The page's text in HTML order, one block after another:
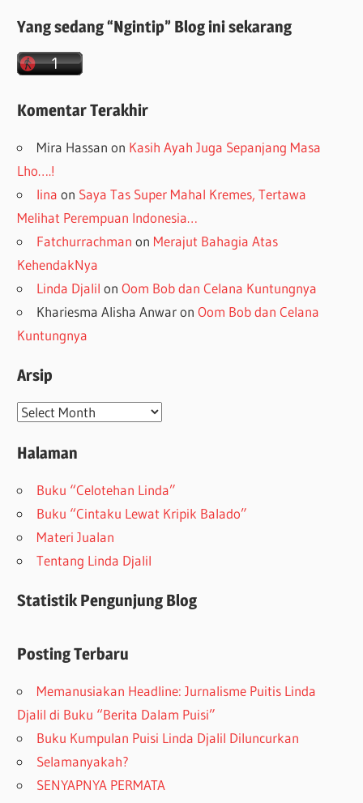
Yang sedang “Ngintip” Blog ini sekarang
Komentar Terakhir
Mira Hassan on Kasih Ayah Juga Sepanjang Masa
Lho….!
lina on Saya Tas Super Mahal Kremes, Tertawa
Melihat Perempuan Indonesia…
Fatchurrachman on Merajut Bahagia Atas
KehendakNya
Linda Djalil onOom Bob dan Celana Kuntungnya
Khariesma Alisha AnwaronOom Bob dan Celana
Kuntungnya
Arsip
Arsip
Halaman
Buku “Celotehan Linda”
Buku “Cintaku Lewat Kripik Balado”
Materi Jualan
Tentang Linda Djalil
Statistik Pengunjung Blog
Posting Terbaru
Memanusiakan Headline: Jurnalisme Puitis Linda
Djalil di Buku “Berita Dalam Puisi”
Buku Kumpulan Puisi Linda Djalil Diluncurkan
Selamanyakah?
SENYAPNYA PERMATA